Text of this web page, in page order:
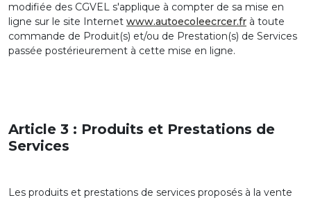
modifiée des CGVEL s'applique à compter de sa mise en
ligne sur le site Internet www.autoecoleecrcer.fr à toute
commande de Produit(s) et/ou de Prestation(s) de Services
passée postérieurement à cette mise en ligne.
Article 3 : Produits et Prestations de
Services
Les produits et prestations de services proposés à la vente